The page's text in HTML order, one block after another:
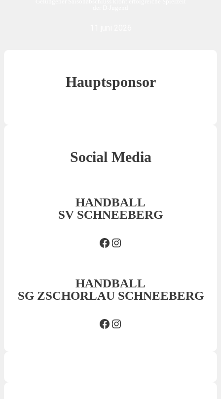
Hauptsponsor
Social Media
HANDBALL
SV SCHNEEBERG
Facebook SVSInsta SVS
HANDBALL
SG ZSCHORLAU SCHNEEBERG
Facebook SGInsta SG